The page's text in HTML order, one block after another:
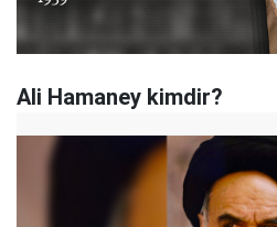
Ali Hamaney kimdir?